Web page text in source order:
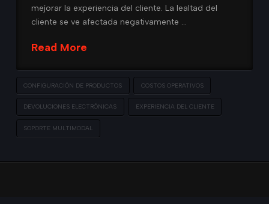
mejorar la experiencia del cliente. La lealtad del
cliente se ve afectada negativamente …
Read More
CONFIGURACIÓN DE PRODUCTOS COSTOS OPERATIVOS
DEVOLUCIONES ELECTRÓNICAS EXPERIENCIA DEL CLIENTE
SOPORTE MULTIMODAL